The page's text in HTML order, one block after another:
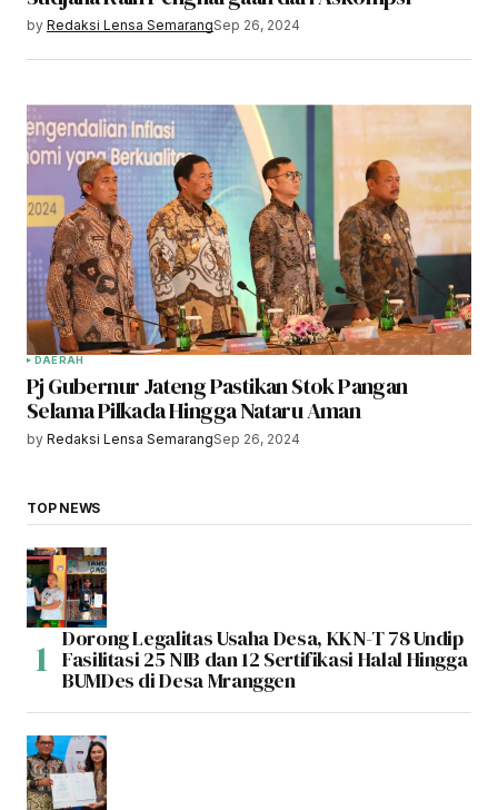
by Redaksi Lensa SemarangSep 26, 2024
DAERAH
Pj Gubernur Jateng Pastikan Stok Pangan
Selama Pilkada Hingga Nataru Aman
by Redaksi Lensa SemarangSep 26, 2024
TOP NEWS
Dorong Legalitas Usaha Desa, KKN-T 78 Undip
Fasilitasi 25 NIB dan 12 Sertifikasi Halal Hingga
BUMDes di Desa Mranggen